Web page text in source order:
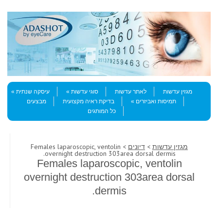
Menu
Skip to content
מגזין עדשות
לאתר עדשות סוגי עדשות
עיסקה שנתית
תמיסות ואביזרים
בדיקת ראיה מקצועית
מבצעים
כל המותגים
מגזין עדשות > דיונים > Females laparoscopic, ventolin
overnight destruction 303area dorsal dermis.
Females laparoscopic, ventolin
overnight destruction 303area dorsal
dermis.